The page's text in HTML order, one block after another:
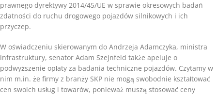
prawnego dyrektywy 2014/45/UE w sprawie okresowych badań
zdatności do ruchu drogowego pojazdów silnikowych i ich
przyczep.
W oświadczeniu skierowanym do Andrzeja Adamczyka, ministra
infrastruktury, senator Adam Szejnfeld także apeluje o
podwyższenie opłaty za badania techniczne pojazdów. Czytamy w
nim m.in. że firmy z branży SKP nie mogą swobodnie kształtować
cen swoich usług i towarów, ponieważ muszą stosować ceny